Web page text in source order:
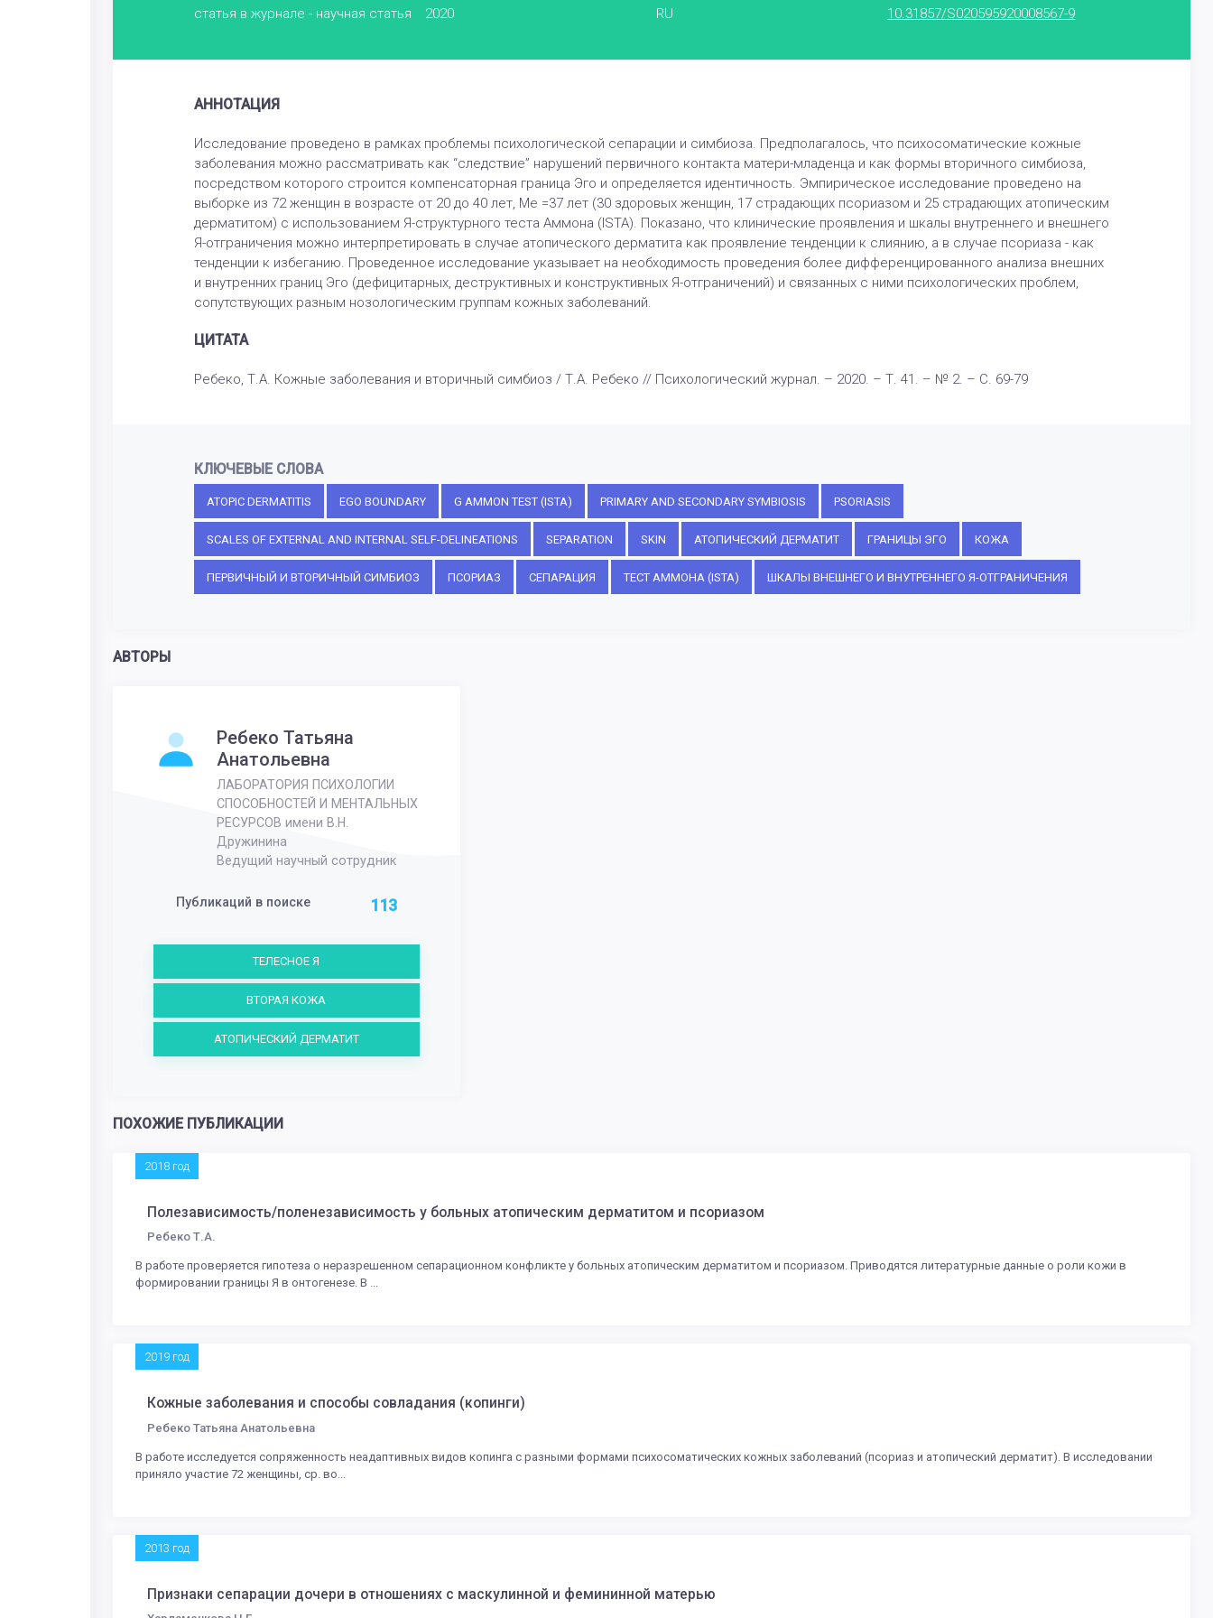
статья в журнале - научная статья 2020 RU 10.31857/S020595920008567-9
АННОТАЦИЯ
Исследование проведено в рамках проблемы психологической сепарации и симбиоза. Предполагалось, что психосоматические кожные
заболевания можно рассматривать как “следствие” нарушений первичного контакта матери-младенца и как формы вторичного симбиоза,
посредством которого строится компенсаторная граница Эго и определяется идентичность. Эмпирическое исследование проведено на
выборке из 72 женщин в возрасте от 20 до 40 лет, Ме =37 лет (30 здоровых женщин, 17 страдающих псориазом и 25 страдающих атопическим
дерматитом) с использованием Я-структурного теста Аммона (ISTA). Показано, что клинические проявления и шкалы внутреннего и внешнего
Я-отграничения можно интерпретировать в случае атопического дерматита как проявление тенденции к слиянию, а в случае псориаза - как
тенденции к избеганию. Проведенное исследование указывает на необходимость проведения более дифференцированного анализа внешних
и внутренних границ Эго (дефицитарных, деструктивных и конструктивных Я-отграничений) и связанных с ними психологических проблем,
сопутствующих разным нозологическим группам кожных заболеваний.
ЦИТАТА
Ребеко, Т.А. Кожные заболевания и вторичный симбиоз / Т.А. Ребеко // Психологический журнал. – 2020. – Т. 41. – № 2. – С. 69-79
КЛЮЧЕВЫЕ СЛОВА
ATOPIC DERMATITIS EGO BOUNDARY G AMMON TEST (ISTA) PRIMARY AND SECONDARY SYMBIOSIS PSORIASIS
SCALES OF EXTERNAL AND INTERNAL SELF-DELINEATIONS SEPARATION SKIN АТОПИЧЕСКИЙ ДЕРМАТИТ ГРАНИЦЫ ЭГО КОЖА
ПЕРВИЧНЫЙ И ВТОРИЧНЫЙ СИМБИОЗ ПСОРИАЗ СЕПАРАЦИЯ ТЕСТ АММОНА (ISTA) ШКАЛЫ ВНЕШНЕГО И ВНУТРЕННЕГО Я-ОТГРАНИЧЕНИЯ
АВТОРЫ
Ребеко Татьяна
Анатольевна
ЛАБОРАТОРИЯ ПСИХОЛОГИИ
СПОСОБНОСТЕЙ И МЕНТАЛЬНЫХ
РЕСУРСОВ имени В.Н.
Дружинина
Ведущий научный сотрудник
Публикаций в поиске 113
ТЕЛЕСНОЕ Я
ВТОРАЯ КОЖА
АТОПИЧЕСКИЙ ДЕРМАТИТ
ПОХОЖИЕ ПУБЛИКАЦИИ
2018 год
Полезависимость/поленезависимость у больных атопическим дерматитом и псориазом
Ребеко Т.А.
В работе проверяется гипотеза о неразрешенном сепарационном конфликте у больных атопическим дерматитом и псориазом. Приводятся литературные данные о роли кожи в
формировании границы Я в онтогенезе. В ...
2019 год
Кожные заболевания и способы совладания (копинги)
Ребеко Татьяна Анатольевна
В работе исследуется сопряженность неадаптивных видов копинга с разными формами психосоматических кожных заболеваний (псориаз и атопический дерматит). В исследовании
приняло участие 72 женщины, ср. во...
2013 год
Признаки сепарации дочери в отношениях с маскулинной и фемининной матерью